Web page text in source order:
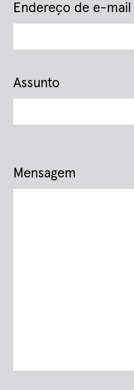
Endereço de e-mail
Assunto
Mensagem